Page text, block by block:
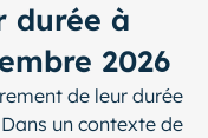
durée à
2026
de leur durée
un contexte de